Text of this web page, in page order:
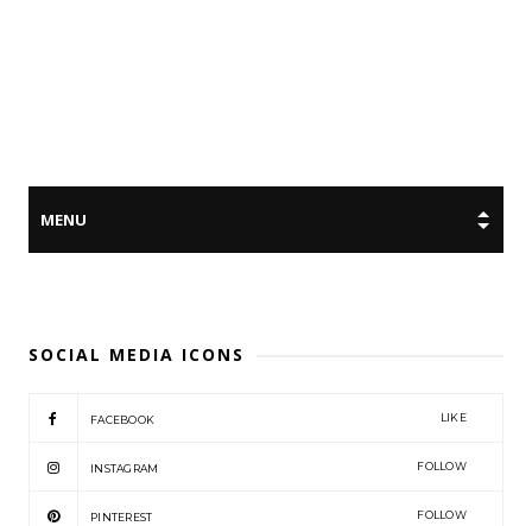
SOCIAL MEDIA ICONS
FACEBOOK LIKE
INSTAGRAM FOLLOW
PINTEREST FOLLOW